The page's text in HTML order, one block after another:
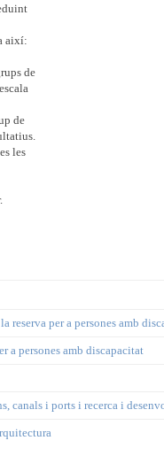
així:
de
de
les
per a persones amb
a persones amb discapacitat
canals i ports i recerca i